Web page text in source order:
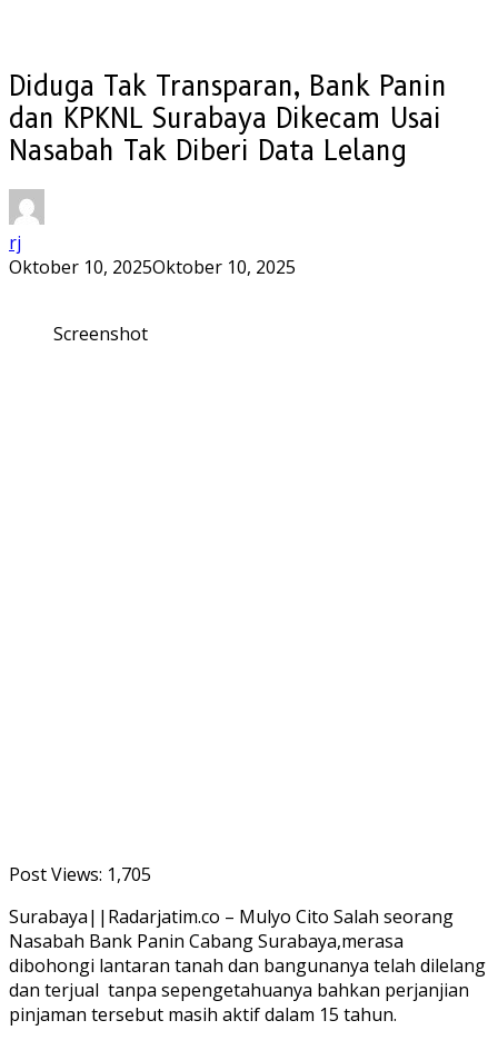
Diduga Tak Transparan, Bank Panin
dan KPKNL Surabaya Dikecam Usai
Nasabah Tak Diberi Data Lelang
rj
Oktober 10, 2025Oktober 10, 2025
Screenshot
Post Views: 1,705
Surabaya||Radarjatim.co – Mulyo Cito Salah seorang
Nasabah Bank Panin Cabang Surabaya,merasa
dibohongi lantaran tanah dan bangunanya telah dilelang
dan terjual tanpa sepengetahuanya bahkan perjanjian
pinjaman tersebut masih aktif dalam 15 tahun.